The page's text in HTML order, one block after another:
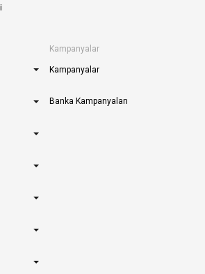
Kampanyalar
Kampanyalar
Banka Kampanyaları